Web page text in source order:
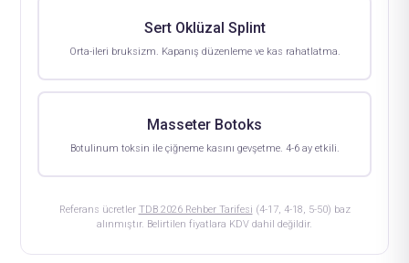
Sert Oklüzal Splint
Orta-ileri bruksizm. Kapanış düzenleme ve kas rahatlatma.
Masseter Botoks
Botulinum toksin ile çiğneme kasını gevşetme. 4-6 ay etkili.
Referans ücretler TDB 2026 Rehber Tarifesi (4-17, 4-18, 5-50) baz
alınmıştır. Belirtilen fiyatlara KDV dahil değildir.